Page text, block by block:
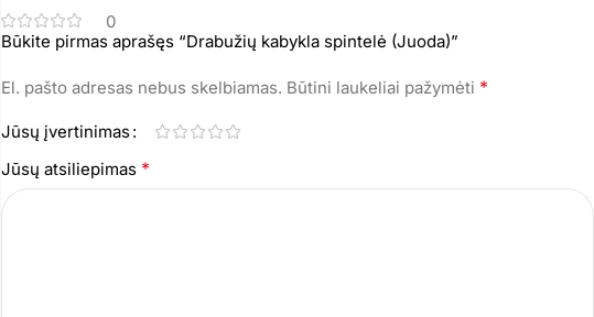
0
Būkite pirmas aprašęs “Drabužių kabykla spintelė (Juoda)”
El. pašto adresas nebus skelbiamas. Būtini laukeliai pažymėti *
Jūsų įvertinimas
Jūsų atsiliepimas *